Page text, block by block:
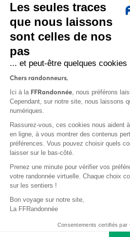
Protection des
Politique de
Base
Les seules traces
que nous laissons
sont celles de nos
pas
... et peut-être quelques cookies
Chers randonneurs,
Ici à la FFRandonnée, nous préférons
Cependant, sur notre site, nous laissons
numériques.
Rassurez-vous, ces cookies nous aident
en ligne, à vous montrer des contenus
préférences. Vous pouvez choisir quels
laisser sur le bas-côté.
Prenez une minute pour vérifier vos
votre randonnée virtuelle. Chaque choix
sur les sentiers !
Bon voyage sur notre site,
La FFRandonnée
Consentements certifiés par